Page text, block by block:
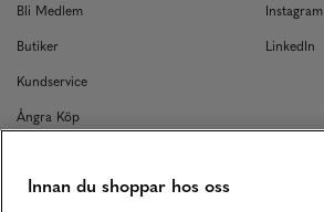
Bli Medlem
Butiker
Kundservice
Ångra Köp
Returer
Instagram
LinkedIn
Innan du shoppar hos oss